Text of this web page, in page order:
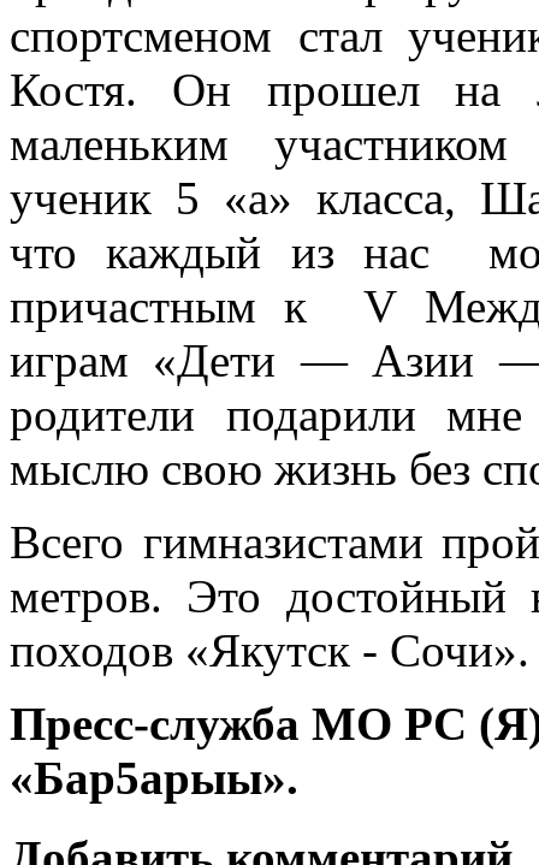
спортсменом стал
Костя. Он прошел
маленьким
ученик 5 «а» класса,
что каждый из нас
причастным к V
играм «Дети — Азии
родители подарили
мыслю свою жизнь без
Всего гимназистами
метров. Это
походов «Якутск - Сочи».
Пресс-служба МО РС
«Бар5арыы».